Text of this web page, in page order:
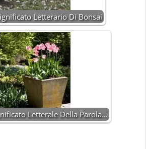
Letterario Di Bonsai
Letterale Della Parola…